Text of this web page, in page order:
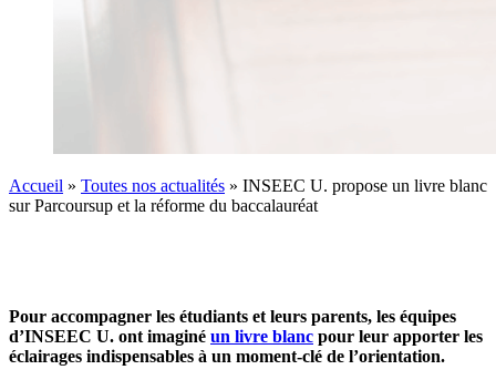
Accueil » Toutes nos actualités » INSEEC U. propose un livre blanc
sur Parcoursup et la réforme du baccalauréat
Pour accompagner les étudiants et leurs parents, les équipes
d’INSEEC U. ont imaginé un livre blanc pour leur apporter les
éclairages indispensables à un moment-clé de l’orientation.